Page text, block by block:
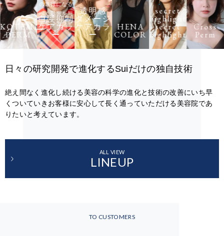
KOTEMAKI
PERM
の進行になる
べく影響を与
えないカラー
剤
白髪抑制
ケアカラ
ー
透明感
ダメージ
ケアカラ
ー
HENA
COLOR
secret
highlight
secret
highlight
Cross
Perm
日々の研究開発で進化するSuiだけの独自技術
絶え間なく進化し続ける美容の科学の進化と技術の改善にいち早
くついていきお客様に安心して長く通っていただける美容院であ
りたいと考えています。
ALL VIEW
LINEUP
TO CUSTOMERS